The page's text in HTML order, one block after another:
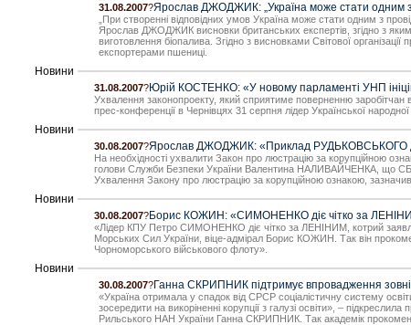
31.08.2007?Ярослав ДЖОДЖИК: „Україна може стати одним з
„При створенні відповідних умов Україна може стати одним з
Ярослав ДЖОДЖИК висновки британських експертів, згідно з
виготовлення біопалива. Згідно з висновками Світової
експортерами пшениці.
Новини
31.08.2007?Юрій КОСТЕНКО: «У новому парламенті УНП
Ухвалення законопроекту, який сприятиме поверненню заробітчан
прес-конференції в Чернівцях 31 серпня лідер Української
Новини
30.08.2007?Ярослав ДЖОДЖИК: «Приклад РУДЬКОВСЬКОГО
На необхідності ухвалити Закон про люстрацію за корупційною
голови Служби Безпеки України Валентина НАЛИВАЙЧЕНКА, що СБУ
Ухвалення Закону про люстрацію за корупційною ознакою,
Новини
30.08.2007?Борис КОЖИН: «СИМОНЕНКО діє чітко за
«Лідер КПУ Петро СИМОНЕНКО діє чітко за ЛЕНІНИМ, котрий
Морських Сил України, віце-адмірал Борис КОЖИН. Так він
Чорноморського військового флоту».
Новини
30.08.2007?Ганна СКРИПНИК підтримує впровадження
«Україна отримала у спадок від СРСР соціалістичну систему
зосередити на викоріненні корупції з галузі освіти», –
Рильського НАН України Ганна СКРИПНИК. Так академік